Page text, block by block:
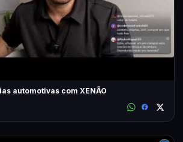
automotivas com XENÃO